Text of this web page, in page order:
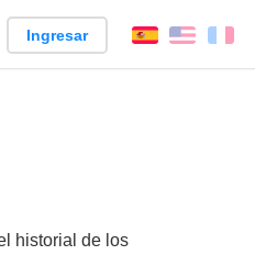
Ingresar EspañolEnglish
historial de los